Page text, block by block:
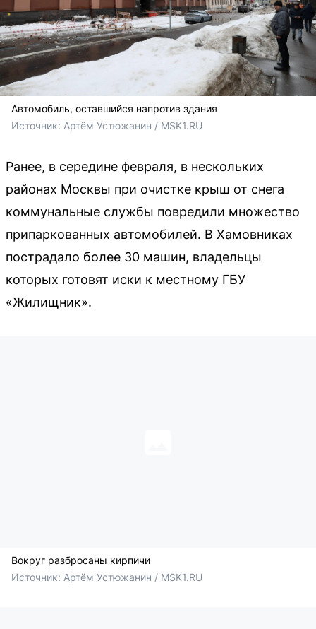
Автомобиль, оставшийся напротив здания
Источник: Артём Устюжанин / MSK1.RU
Ранее, в середине февраля, в нескольких
районах Москвы при очистке крыш от снега
коммунальные службы повредили множество
припаркованных автомобилей. В Хамовниках
пострадало более 30 машин, владельцы
которых готовят иски к местному ГБУ
«Жилищник».
Вокруг разбросаны кирпичи
Источник: Артём Устюжанин / MSK1.RU